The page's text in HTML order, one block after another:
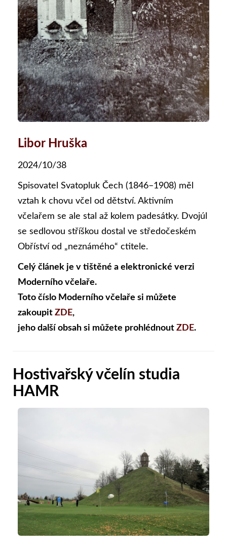
Libor Hruška
2024/10/38
Spisovatel Svatopluk Čech (1846–1908) měl
vztah k chovu včel od dětství. Aktivním
včelařem se ale stal až kolem padesátky. Dvojúl
se sedlovou stříškou dostal ve středočeském
Obříství od „neznámého“ ctitele.
Celý článek je v tištěné a elektronické verzi
Moderního včelaře.
Toto číslo Moderního včelaře si můžete
zakoupit ZDE,
jeho další obsah si můžete prohlédnout ZDE.
Hostivařský včelín studia
HAMR